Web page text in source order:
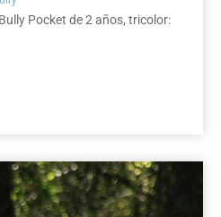
Pocket de 2 años, tricolor: